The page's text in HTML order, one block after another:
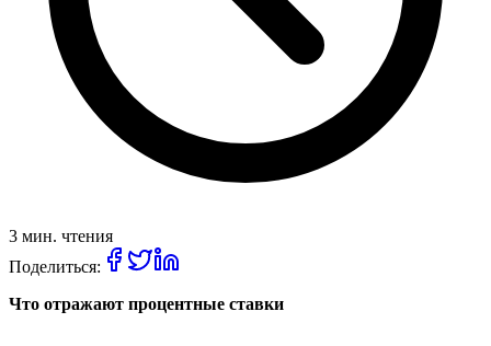
3 мин. чтения
Поделиться:
Что отражают процентные ставки